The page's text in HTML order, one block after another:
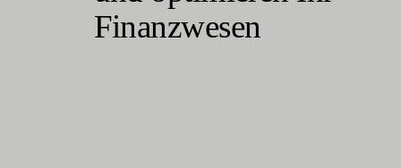
Finanzwesen